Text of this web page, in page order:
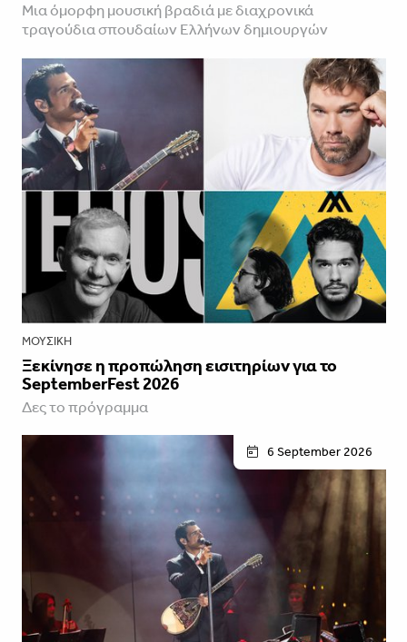
Μια όμορφη μουσική βραδιά με διαχρονικά
τραγούδια σπουδαίων Ελλήνων δημιουργών
ΜΟΥΣΙΚΉ
Ξεκίνησε η προπώληση εισιτηρίων για το
SeptemberFest 2026
Δες το πρόγραμμα
6 September 2026